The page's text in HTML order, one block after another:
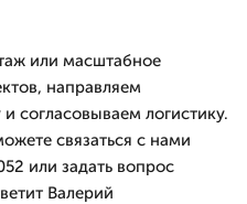
или масштабное
направляем
согласовываем логистику.
связаться с нами
или задать вопрос
Валерий